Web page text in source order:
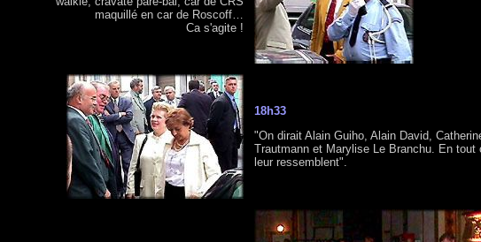
maquillé en car de Roscoff…
Ca s'agite !
18h33
"On dirait Alain Guiho, Alain David,
Trautmann et Marylise Le Branchu. En tout
leur ressemblent".